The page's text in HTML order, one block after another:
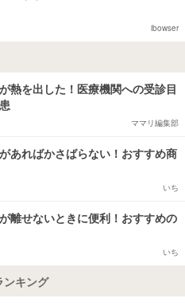
ibowser
熱を出した！医療機関への受診目
ママリ編集部
あればかさばらない！おすすめ商
いち
離せないときに便利！おすすめの
いち
ンキング